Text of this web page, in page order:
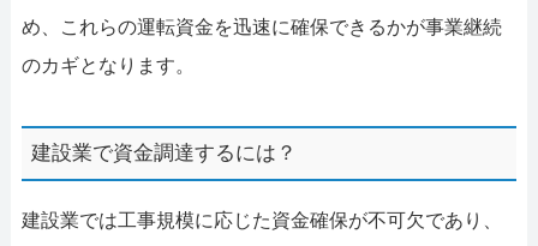
め、これらの運転資金を迅速に確保できるかが事業継続
のカギとなります。
建設業で資金調達するには？
建設業では工事規模に応じた資金確保が不可欠であり、